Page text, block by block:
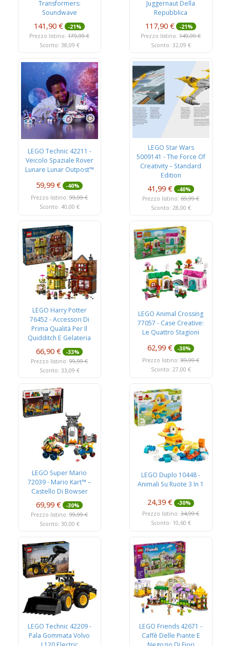
Transformers:
Soundwave
141,90 €
-21%
Prezzo listino: 179,99 €
Sconto: 38,09 €
Juggernaut Della
Repubblica
117,90 €
-21%
Prezzo listino: 149,99 €
Sconto: 32,09 €
LEGO Technic 42211 -
Veicolo Spaziale Rover
Lunare Lunar Outpost™
59,99 €
-40%
Prezzo listino: 99,99 €
Sconto: 40,00 €
LEGO Star Wars
5009141 - The Force Of
Creativity – Standard
Edition
41,99 €
-40%
Prezzo listino: 69,99 €
Sconto: 28,00 €
LEGO Harry Potter
76452 - Accessori Di
Prima Qualità Per Il
Quidditch E Gelateria
66,90 €
-33%
Prezzo listino: 99,99 €
Sconto: 33,09 €
LEGO Animal Crossing
77057 - Case Creative:
Le Quattro Stagioni
62,99 €
-30%
Prezzo listino: 89,99 €
Sconto: 27,00 €
LEGO Super Mario
72039 - Mario Kart™ –
Castello Di Bowser
69,99 €
-30%
Prezzo listino: 99,99 €
Sconto: 30,00 €
LEGO Duplo 10448 -
Animali Su Ruote 3 In 1
24,39 €
-30%
Prezzo listino: 34,99 €
Sconto: 10,60 €
LEGO Technic 42209 -
Pala Gommata Volvo
LEGO Friends 42671 -
Caffè Delle Piante E